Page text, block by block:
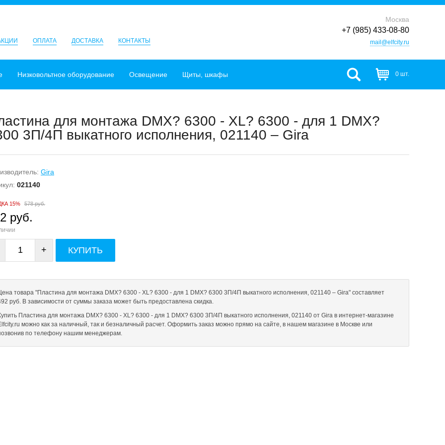
ОПЛАТА ДОСТАВКА КОНТАКТЫ
Москва
+7 (985) 433-08-80
mail@elfcity.ru
Низковольтное оборудование Освещение Щиты, шкафы 0 шт.
для монтажа DMX? 6300 - XL? 6300 - для 1 DMX?
3П/4П выкатного исполнения, 021140 – Gira
Gira
021140
15% 578 руб.
руб.
+ КУПИТЬ
товара "Пластина для монтажа DMX? 6300 - XL? 6300 - для 1 DMX? 6300 3П/4П выкатного исполнения, 021140 – Gira" составляет
руб. В зависимости от суммы заказа может быть предоставлена скидка.
Пластина для монтажа DMX? 6300 - XL? 6300 - для 1 DMX? 6300 3П/4П выкатного исполнения, 021140 от Gira в интернет-магазине
можно как за наличный, так и безналичный расчет. Оформить заказ можно прямо на сайте, в нашем магазине в Москве или
по телефону нашим менеджерам.